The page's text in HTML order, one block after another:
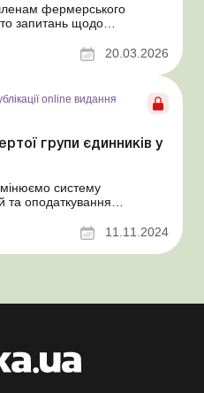
фермерського
запитань щодо
з них надамо в цій
«Дивіденди: інструкція з
Поряд...
20.03.2026
online видання
групи єдинників у
систему
та оподаткування
(далі – ЄП) ми
із загальної системи
тут...
11.11.2024